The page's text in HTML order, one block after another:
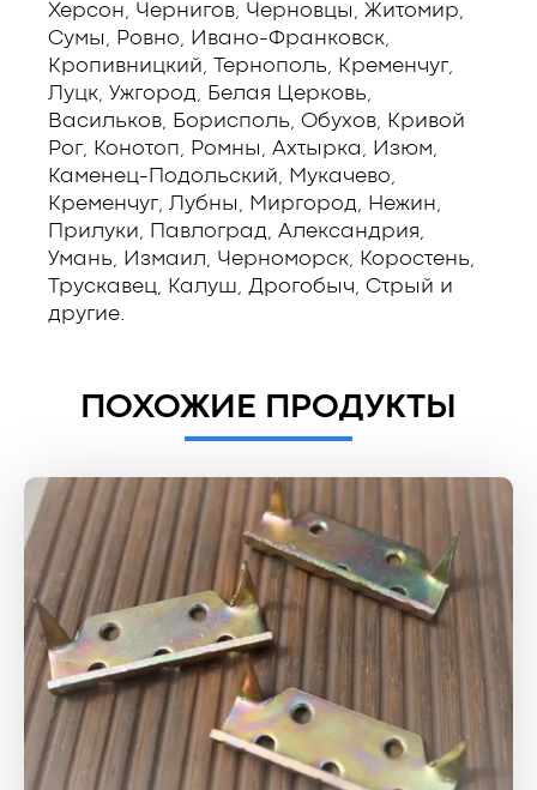
Херсон, Чернигов, Черновцы, Житомир,
Сумы, Ровно, Ивано-Франковск,
Кропивницкий, Тернополь, Кременчуг,
Луцк, Ужгород, Белая Церковь,
Васильков, Борисполь, Обухов, Кривой
Рог, Конотоп, Ромны, Ахтырка, Изюм,
Каменец-Подольский, Мукачево,
Кременчуг, Лубны, Миргород, Нежин,
Прилуки, Павлоград, Александрия,
Умань, Измаил, Черноморск, Коростень,
Трускавец, Калуш, Дрогобыч, Стрый и
другие.
ПОХОЖИЕ ПРОДУКТЫ